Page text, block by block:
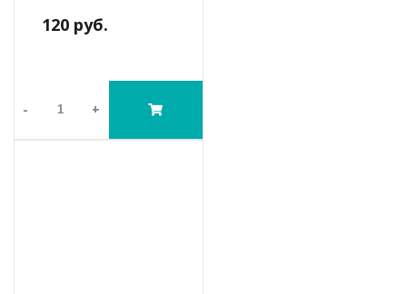
120 руб.
- +